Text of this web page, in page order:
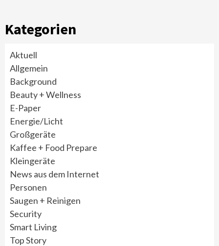
Kategorien
Aktuell
Allgemein
Background
Beauty + Wellness
E-Paper
Energie/Licht
Großgeräte
Kaffee + Food Prepare
Kleingeräte
News aus dem Internet
Personen
Saugen + Reinigen
Security
Smart Living
Top Story